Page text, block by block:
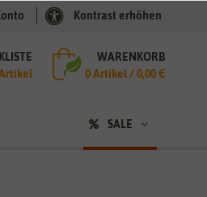
Kontrast erhöhen
WARENKORB
0Artikel /0,00 €
SALE